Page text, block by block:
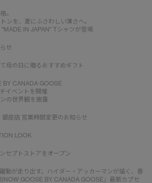
。
ンを、夏にふさわしい薄さへ。
"MADE IN JAPAN" Tシャツが登場
せ
母の日に贈るおすすめギフト
BY CANADA GOOSE
イベントを開催
の世界観を披露
銀座店 営業時間変更のお知らせ
LOOK
セプトストアをオープン
動が走り出す。ハイダー・アッカーマンが描く、春
GOOSE BY CANADA GOOSE」最新カプセ